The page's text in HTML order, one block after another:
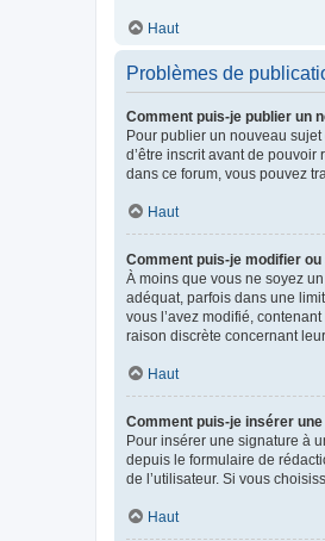
Haut
Problèmes de
Comment puis-je publier un
Pour publier un nouveau
d’être inscrit avant de
dans ce forum, vous pouvez
Haut
Comment puis-je modifier
À moins que vous ne soyez
adéquat, parfois dans une
vous l’avez modifié,
raison discrète concernant
Haut
Comment puis-je insérer
Pour insérer une signature à
depuis le formulaire de
de l’utilisateur. Si vous
Haut